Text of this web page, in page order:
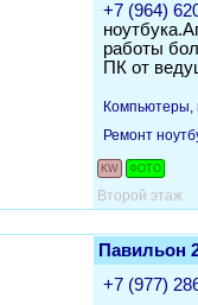
+7 (964)
работы
ПК от
Компьютеры,
Ремонт
KW ФОТО
Второй этаж
Павильон
+7 (977)